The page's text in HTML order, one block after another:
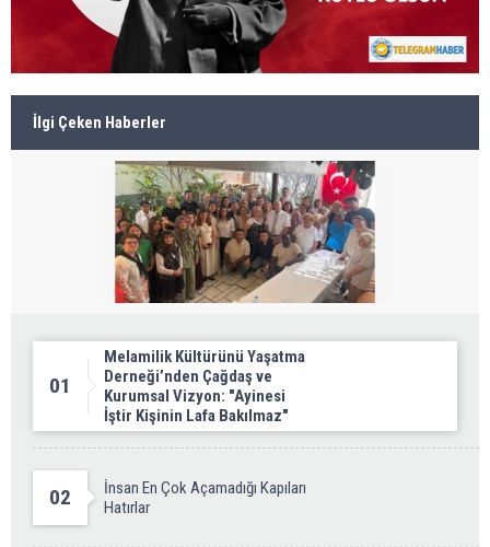
İlgi Çeken Haberler
01
Melamilik Kültürünü Yaşatma
Derneği’nden Çağdaş ve
Kurumsal Vizyon: "Ayinesi
İştir Kişinin Lafa Bakılmaz"
02
İnsan En Çok Açamadığı Kapıları
Hatırlar